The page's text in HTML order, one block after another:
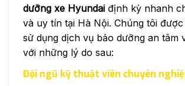
dưỡng xe Hyundai định kỳ nhanh
và uy tín tại Hà Nội. Chúng tôi
sử dụng dịch vụ bảo dưỡng an tâm
với những lý do sau:
Đội ngũ kỹ thuật viên chuyên